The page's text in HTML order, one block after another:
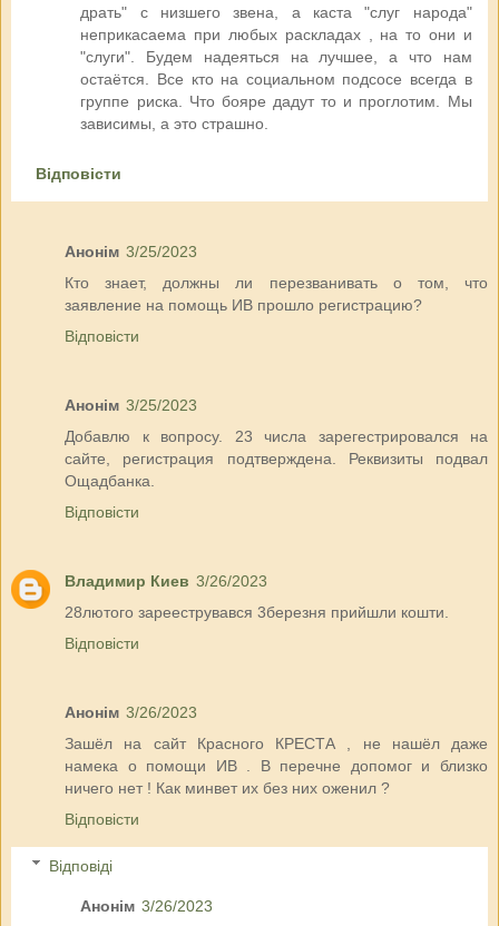
драть" с низшего звена, а каста "слуг народа"
неприкасаема при любых раскладах , на то они и
"слуги". Будем надеяться на лучшее, а что нам
остаётся. Все кто на социальном подсосе всегда в
группе риска. Что бояре дадут то и проглотим. Мы
зависимы, а это страшно.
Відповісти
Анонім 3/25/2023
Кто знает, должны ли перезванивать о том, что
заявление на помощь ИВ прошло регистрацию?
Відповісти
Анонім 3/25/2023
Добавлю к вопросу. 23 числа зарегестрировался на
сайте, регистрация подтверждена. Реквизиты подвал
Ощадбанка.
Відповісти
Владимир Киев 3/26/2023
28лютого зарееструвався 3березня прийшли кошти.
Відповісти
Анонім 3/26/2023
Зашёл на сайт Красного КРЕСТА , не нашёл даже
намека о помощи ИВ . В перечне допомог и близко
ничего нет ! Как минвет их без них оженил ?
Відповісти
Відповіді
Анонім 3/26/2023